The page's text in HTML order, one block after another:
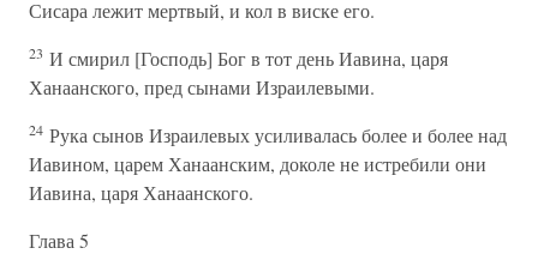
Сисара лежит мертвый, и кол в виске его.
23 И смирил [Господь] Бог в тот день Иавина, царя
Ханаанского, пред сынами Израилевыми.
24 Рука сынов Израилевых усиливалась более и более над
Иавином, царем Ханаанским, доколе не истребили они
Иавина, царя Ханаанского.
Глава 5